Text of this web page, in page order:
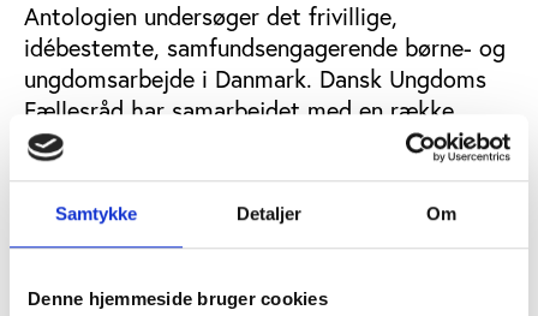
Samtykke Detaljer Om
Denne hjemmeside bruger cookies
Antologien undersøger det frivillige,
idébestemte, samfundsengagerende børne- og
ungdomsarbejde i Danmark. Dansk Ungdoms
Fællesråd har samarbejdet med en række
forskere, som hver især undersøger aspekter
af ungdomsorganisationernes indflydelse på
børn og unge og på den danske befolkning og
samfund.
SKREVET AF: JUNE RISUM SCHEIBEL ALEXANDER TOLSTRUP